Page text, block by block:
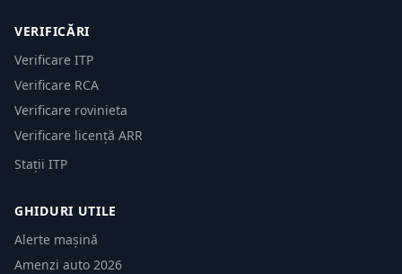
VERIFICĂRI
Verificare ITP
Verificare RCA
Verificare rovinieta
Verificare licență ARR
Stații ITP
GHIDURI UTILE
Alerte mașină
Amenzi auto 2026